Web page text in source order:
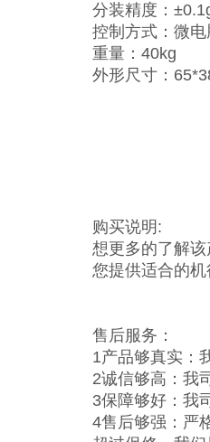
分装精度：
控制方式：微
重量：40kg
外形尺寸：
购买说明:
想更多的了解
您提供适合的
售后服务：
1产品够真实：
2诚信够高：我
3保障够好：我
4售后够强：严